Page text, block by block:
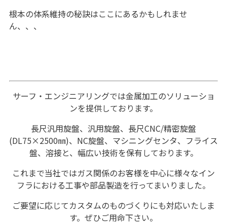
00:00
根本の体系維持の秘訣はここにあるかもしれませ
ん、、、
サーフ・エンジニアリングでは金属加工のソリューショ
ンを提供しております。
長尺汎用旋盤、汎用旋盤、長尺CNC/精密旋盤
(DL75×2500㎜)、NC旋盤、マシニングセンタ、フライス
盤、溶接と、幅広い技術を保有しております。
これまで当社ではガス関係のお客様を中心に様々なイン
フラにおける工事や部品製造を行ってまいりました。
ご要望に応じてカスタムのものづくりにも対応いたしま
す。ぜひご用命下さい。